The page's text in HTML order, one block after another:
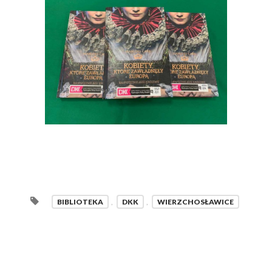
BIBLIOTEKA , DKK , WIERZCHOSŁAWICE